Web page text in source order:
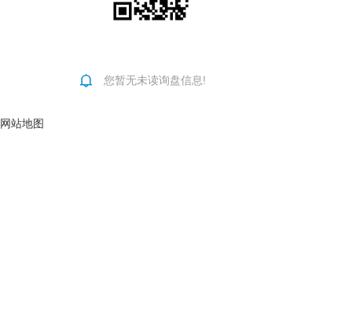
您暂无未读询盘信息!
网站地图